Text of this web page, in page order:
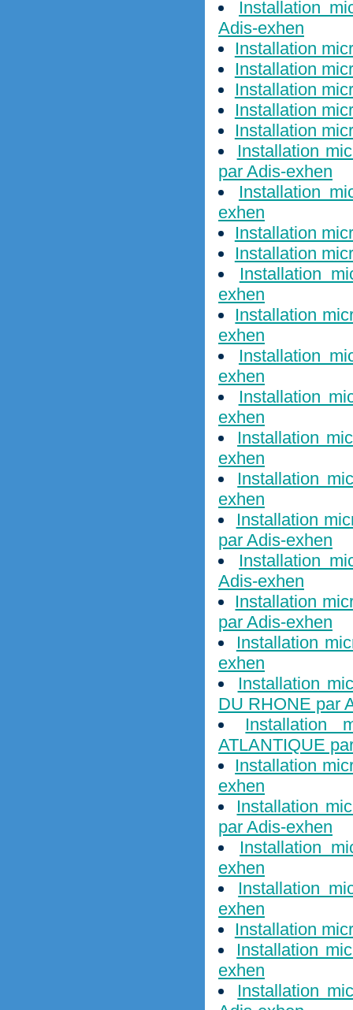
Installation
Adis-exhen
Installation
Installation
Installation
Installation
Installation
Installation
par Adis-exhen
Installation
exhen
Installation
Installation
Installation
exhen
Installation
exhen
Installation
exhen
Installation
exhen
Installation
exhen
Installation
exhen
Installation
par Adis-exhen
Installation
Adis-exhen
Installation
par Adis-exhen
Installation
exhen
Installation
DU RHONE par
Installation
ATLANTIQUE
Installation
exhen
Installation
par Adis-exhen
Installation
exhen
Installation
exhen
Installation
Installation
exhen
Installation